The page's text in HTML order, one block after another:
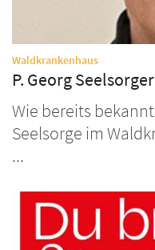
Waldkrankenhaus:
P. Georg
Wie bereits
Seelsorge im
...